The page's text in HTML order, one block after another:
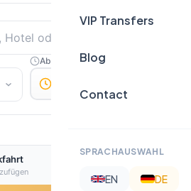
VIP Transfers
Blog
Contact
SPRACHAUSWAHL
EN DE